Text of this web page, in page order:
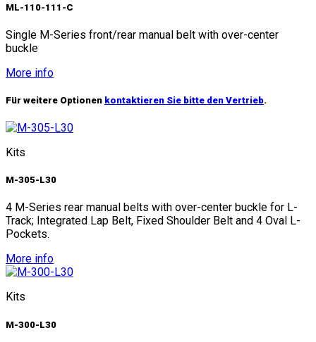
ML-110-111-C
Single M-Series front/rear manual belt with over-center
buckle
More info
Für weitere Optionen kontaktieren Sie bitte den Vertrieb.
Kits
M-305-L30
4 M-Series rear manual belts with over-center buckle for L-
Track; Integrated Lap Belt, Fixed Shoulder Belt and 4 Oval L-
Pockets.
More info
Kits
M-300-L30